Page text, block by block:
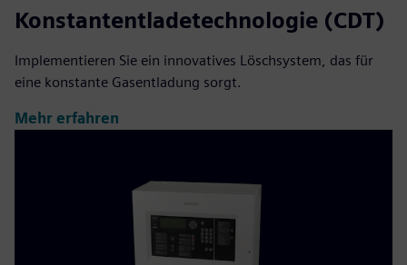
Konstantentladetechnologie (CDT)
Implementieren Sie ein innovatives Löschsystem, das für
eine konstante Gasentladung sorgt.
Mehr erfahren